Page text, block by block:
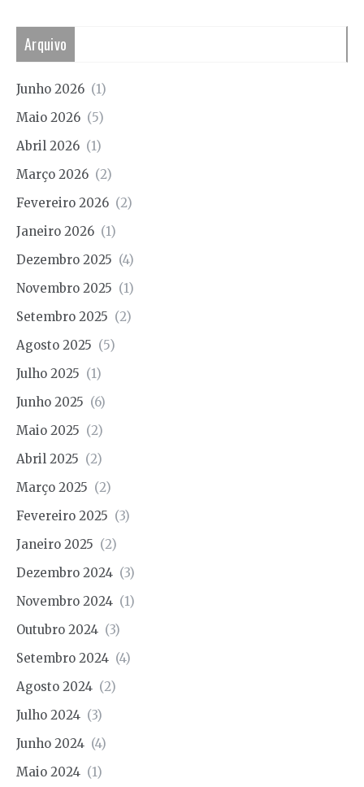
Arquivo
Junho 2026 (1)
Maio 2026 (5)
Abril 2026 (1)
Março 2026 (2)
Fevereiro 2026 (2)
Janeiro 2026 (1)
Dezembro 2025 (4)
Novembro 2025 (1)
Setembro 2025 (2)
Agosto 2025 (5)
Julho 2025 (1)
Junho 2025 (6)
Maio 2025 (2)
Abril 2025 (2)
Março 2025 (2)
Fevereiro 2025 (3)
Janeiro 2025 (2)
Dezembro 2024 (3)
Novembro 2024 (1)
Outubro 2024 (3)
Setembro 2024 (4)
Agosto 2024 (2)
Julho 2024 (3)
Junho 2024 (4)
Maio 2024 (1)